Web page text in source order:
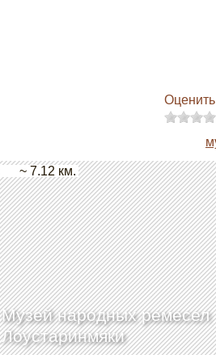
Музей народных ремесел
Лоустаринмяки
~ 7.12 км.